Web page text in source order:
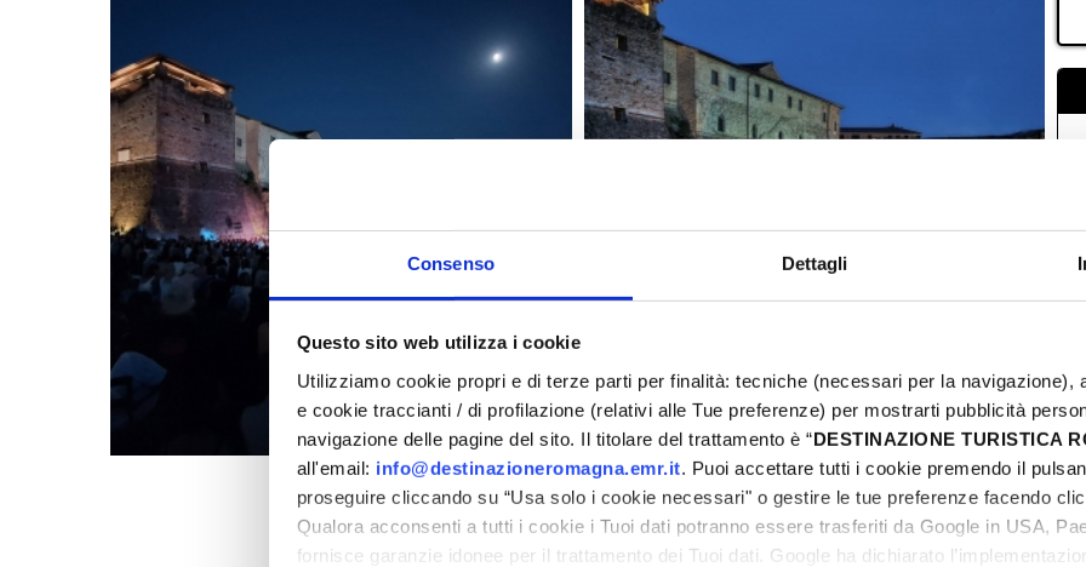
Consenso Dettagli
Questo sito web utilizza i cookie
Utilizziamo cookie propri e di terze parti per finalità: tecniche (necessari per la navigazione),
e cookie traccianti / di profilazione (relativi alle Tue preferenze) per mostrarti pubblicità
navigazione delle pagine del sito. Il titolare del trattamento è “DESTINAZIONE TURISTICA
all'email: info@destinazioneromagna.emr.it. Puoi accettare tutti i cookie premendo il
proseguire cliccando su “Usa solo i cookie necessari" o gestire le tue preferenze facendo clic
Qualora acconsenti a tutti i cookie i Tuoi dati potranno essere trasferiti da Google in USA,
fornisce garanzie idonee per il trattamento dei Tuoi dati. Google ha dichiarato